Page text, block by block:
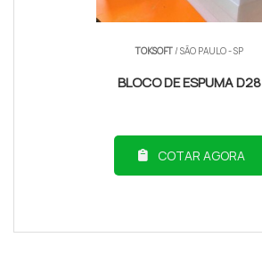
TOKSOFT/ SÃO PAULO - SP
BLOCO DE ESPUMA D28
COTAR AGORA